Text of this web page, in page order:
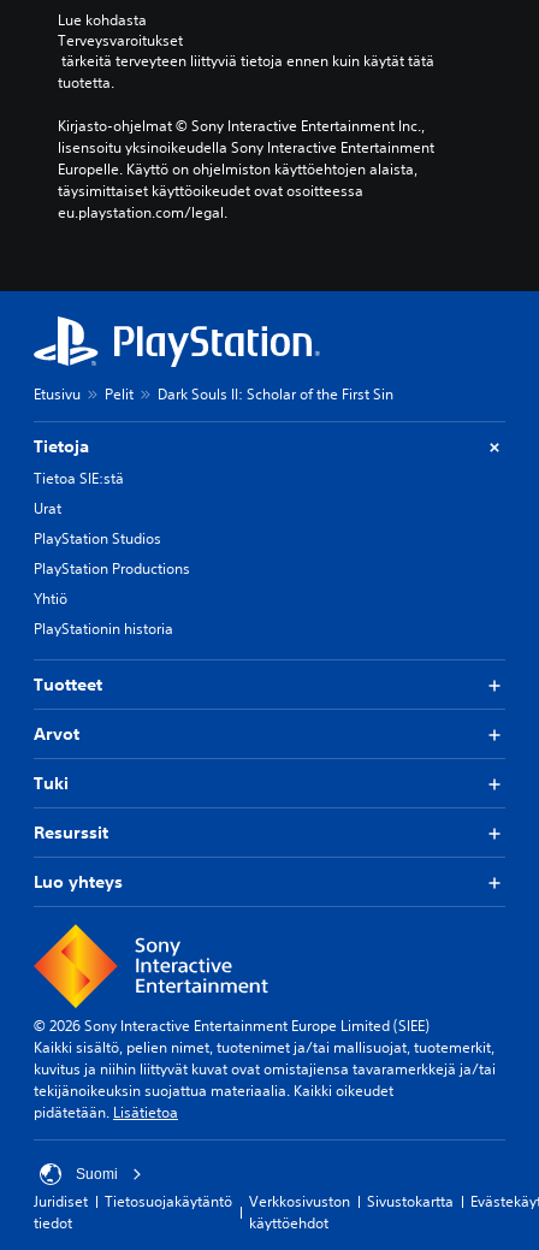
Lue kohdasta
Terveysvaroitukset
tuotetta.
Kirjasto-ohjelmat © Sony Interactive Entertainment Inc.,
lisensoitu yksinoikeudella Sony Interactive Entertainment
Europelle. Käyttö on ohjelmiston käyttöehtojen alaista,
täysimittaiset käyttöoikeudet ovat osoitteessa
eu.playstation.com/legal.
Etusivu Pelit Dark Souls II: Scholar of the First Sin
Tietoja
Tietoa SIE:stä
Urat
PlayStation Studios
PlayStation Productions
Yhtiö
PlayStationin historia
Tuotteet
Arvot
Tuki
Resurssit
Luo yhteys
© 2026 Sony Interactive Entertainment Europe Limited (SIEE)
Kaikki sisältö, pelien nimet, tuotenimet ja/tai mallisuojat, tuotemerkit,
kuvitus ja niihin liittyvät kuvat ovat omistajiensa tavaramerkkejä ja/tai
tekijänoikeuksin suojattua materiaalia. Kaikki oikeudet
pidätetään. Lisätietoa
Suomi
Juridiset
tiedot
Tietosuojakäytäntö
Verkkosivuston
käyttöehdot
Sivustokartta